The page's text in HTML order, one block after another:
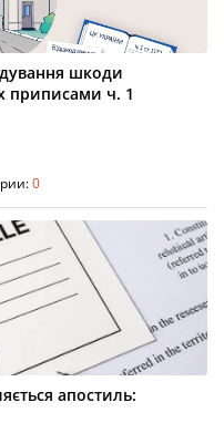
шкоди
приписами ч. 1
0
апостиль: